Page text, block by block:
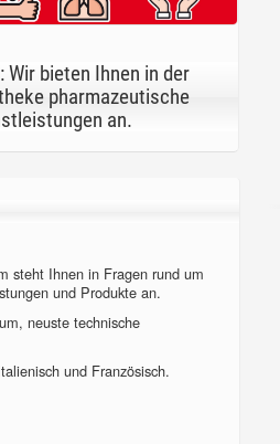
Wir bieten Ihnen in der
pharmazeutische
an.
steht Ihnen in Fragen rund um
und Produkte an.
neuste technische
und Französisch.